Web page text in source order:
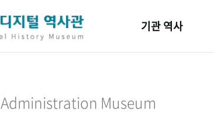
기관 역사
Administration Museum